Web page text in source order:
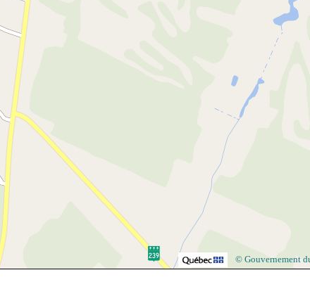
© Gouvernement